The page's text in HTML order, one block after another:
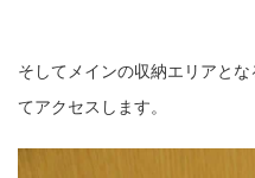
そしてメインの収納エリアと
てアクセスします。